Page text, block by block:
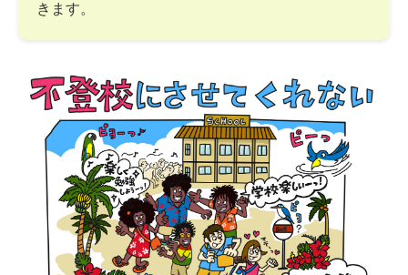
きます。